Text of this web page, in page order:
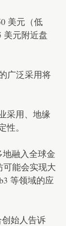
美元（低
美元附近盘
广泛采用将
采用、地缘
。
融入全球金
可能会实现大
等领域的应
创始人告诉